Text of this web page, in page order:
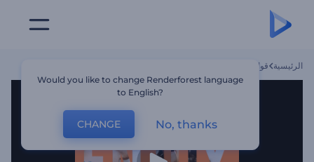
الرئيسية قوالب
Would you like to change Renderforest language
to English?
CHANGE No, thanks